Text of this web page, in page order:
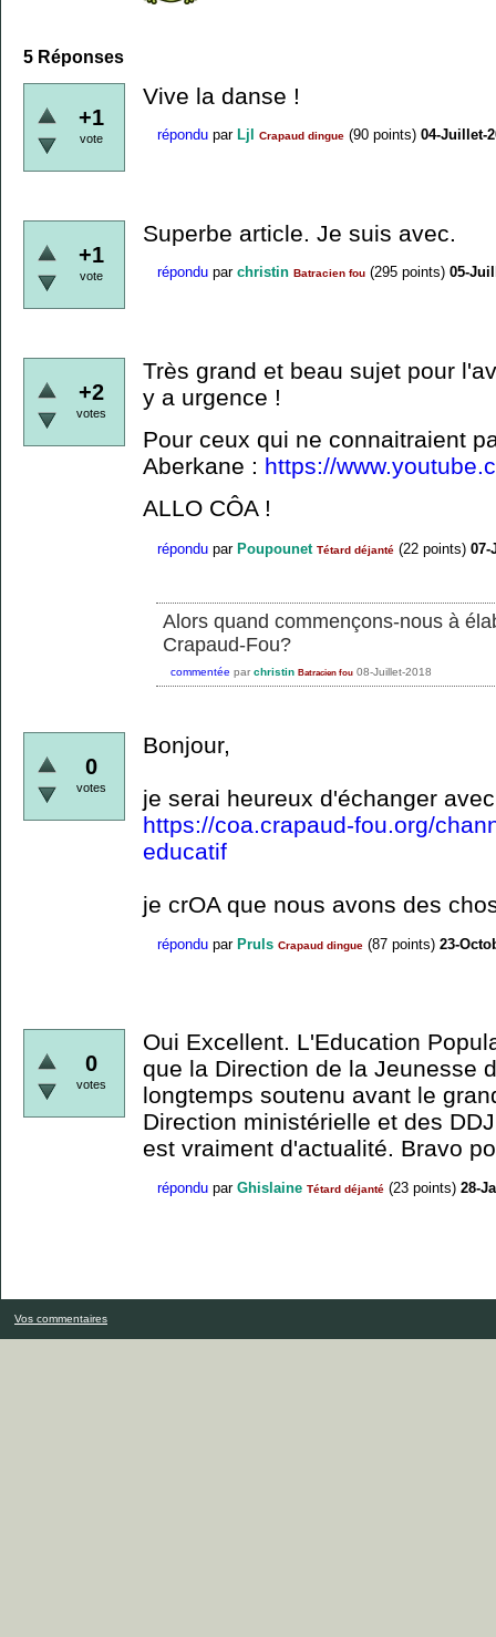
5 Réponses
+1
vote
Vive la danse !
répondu par Ljl Crapaud dingue (90 points) 04-Juillet-
+1
vote
Superbe article. Je suis avec.
répondu par christin Batracien fou (295 points) 05-
+2
votes
Très grand et beau sujet pour
y a urgence !
Pour ceux qui ne connaitraient
Aberkane : https://
ALLO CÔA !
répondu par Poupounet Tétard déjanté (22 points) 07-
Alors quand commençons-nous à
Crapaud-Fou?
commentée par christin Batracien fou 08-Juillet-2018
0
votes
Bonjour,
je serai heureux d'échanger
https://coa.crapaud-fou.org/
educatif
je crOA que nous avons des
répondu par Pruls Crapaud dingue (87 points) 23-
0
votes
Oui Excellent. L'Education
que la Direction de la Jeunesse
longtemps soutenu avant le
Direction ministérielle et des
est vraiment d'actualité. Bravo
répondu par Ghislaine Tétard déjanté (23 points) 28-
Vos commentaires